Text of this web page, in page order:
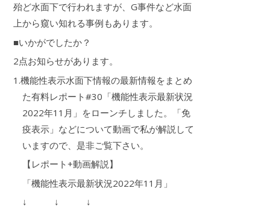
殆ど水面下で行われますが、G事件など水面
上から窺い知れる事例もあります。
■いかがでしたか？
2点お知らせがあります。
1.機能性表示水面下情報の最新情報をまとめ
た有料レポート#30「機能性表示最新状況
2022年11月」をローンチしました。「免
疫表示」などについて動画で私が解説して
いますので、是非ご覧下さい。
【レポート+動画解説】
「機能性表示最新状況2022年11月」
↓ ↓ ↓